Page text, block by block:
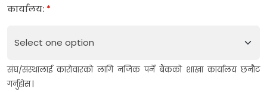
कार्यालय: *
संघ/संस्थालाई कारोवारको लागि नजिक पर्ने बैंकको शाखा कार्यालय छनौट
गर्नुहोस |